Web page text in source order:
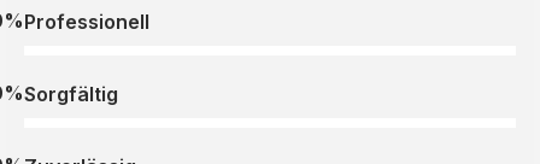
Professionell
Sorgfältig